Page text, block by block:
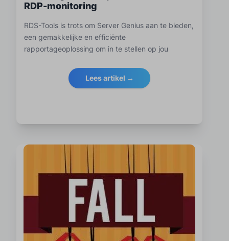
RDP-monitoring
RDS-Tools is trots om Server Genius aan te bieden,
een gemakkelijke en efficiënte
rapportageoplossing om in te stellen op jou
Lees artikel →